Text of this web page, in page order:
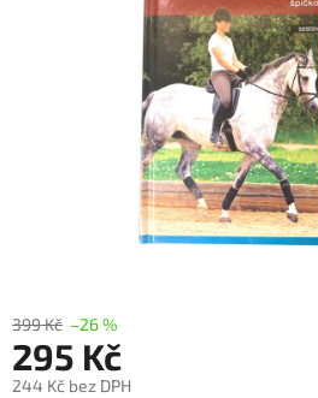
399 Kč –26 %
295 Kč
244 Kč bez DPH